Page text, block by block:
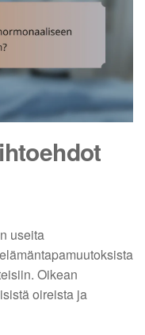
useita
Oikean
oireista ja